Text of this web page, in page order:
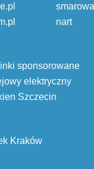
nart
sponsorowane
elektryczny
Szczecin
Kraków